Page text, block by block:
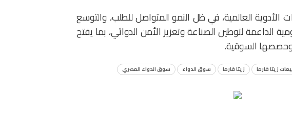
العالمية، في ظل النمو المتواصل للطلب، والتوسع
الداعمة لتوطين الصناعة وتعزيز الأمن الدوائي، بما يفتح
وحصصها السوقية.
زيتا فارما زيتا فارما سوق الدواء سوق الدواء المصري